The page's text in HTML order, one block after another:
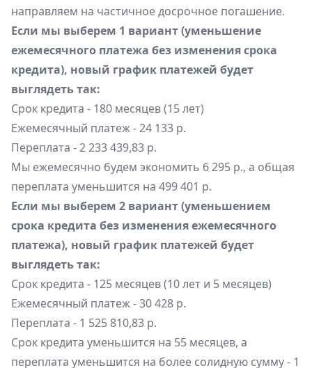
направляем на частичное досрочное погашение.
Если мы выберем 1 вариант (уменьшение
ежемесячного платежа без изменения срока
кредита), новый график платежей будет
выглядеть так:
Срок кредита - 180 месяцев (15 лет)
Ежемесячный платеж - 24 133 р.
Переплата - 2 233 439,83 р.
Мы ежемесячно будем экономить 6 295 р., а общая
переплата уменьшится на 499 401 р.
Если мы выберем 2 вариант (уменьшением
срока кредита без изменения ежемесячного
платежа), новый график платежей будет
выглядеть так:
Срок кредита - 125 месяцев (10 лет и 5 месяцев)
Ежемесячный платеж - 30 428 р.
Переплата - 1 525 810,83 р.
Срок кредита уменьшится на 55 месяцев, а
переплата уменьшится на более солидную сумму - 1